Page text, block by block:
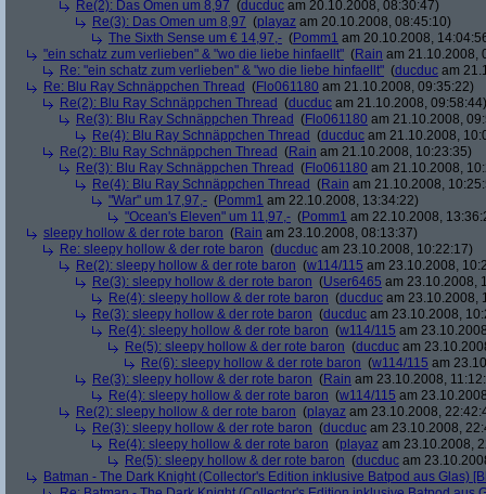
Re(2): Das Omen um 8,97 (ducduc am 20.10.2008, 08:30:47)
Re(3): Das Omen um 8,97 (playaz am 20.10.2008, 08:45:10)
The Sixth Sense um € 14,97,- (Pomm1 am 20.10.2008,
"ein schatz zum verlieben" & "wo die liebe hinfaellt" (Rain am 21.10.2008,
Re: "ein schatz zum verlieben" & "wo die liebe hinfaellt" (ducduc am
Re: Blu Ray Schnäppchen Thread (Flo061180 am 21.10.2008, 09:35:22)
Re(2): Blu Ray Schnäppchen Thread (ducduc am 21.10.2008, 09:58:44)
Re(3): Blu Ray Schnäppchen Thread (Flo061180 am 21.10.2008,
Re(4): Blu Ray Schnäppchen Thread (ducduc am 21.10.2008,
Re(2): Blu Ray Schnäppchen Thread (Rain am 21.10.2008, 10:23:35)
Re(3): Blu Ray Schnäppchen Thread (Flo061180 am 21.10.2008,
Re(4): Blu Ray Schnäppchen Thread (Rain am 21.10.2008,
"War" um 17,97,- (Pomm1 am 22.10.2008, 13:34:22)
"Ocean's Eleven" um 11,97,- (Pomm1 am 22.10.2008,
sleepy hollow & der rote baron (Rain am 23.10.2008, 08:13:37)
Re: sleepy hollow & der rote baron (ducduc am 23.10.2008, 10:22:17)
Re(2): sleepy hollow & der rote baron (w114/115 am 23.10.2008,
Re(3): sleepy hollow & der rote baron (User6465 am 23.10.2008,
Re(4): sleepy hollow & der rote baron (ducduc am 23.10.2008,
Re(3): sleepy hollow & der rote baron (ducduc am 23.10.2008,
Re(4): sleepy hollow & der rote baron (w114/115 am
Re(5): sleepy hollow & der rote baron (ducduc am
Re(6): sleepy hollow & der rote baron (w114/115 am
Re(3): sleepy hollow & der rote baron (Rain am 23.10.2008,
Re(4): sleepy hollow & der rote baron (w114/115 am
Re(2): sleepy hollow & der rote baron (playaz am 23.10.2008,
Re(3): sleepy hollow & der rote baron (ducduc am 23.10.2008,
Re(4): sleepy hollow & der rote baron (playaz am 23.10.2008,
Re(5): sleepy hollow & der rote baron (ducduc am
Batman - The Dark Knight (Collector's Edition inklusive Batpod aus Glas)